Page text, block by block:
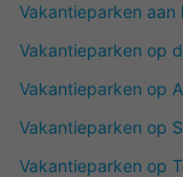
Vakantieparken aan
Vakantieparken op
Vakantieparken op
Vakantieparken op
Vakantieparken op